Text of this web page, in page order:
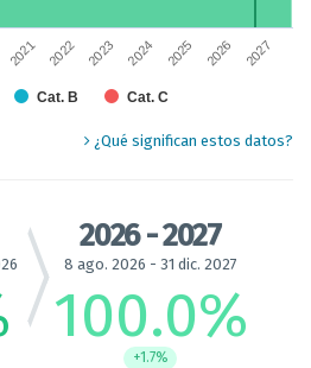
Cat. B Cat. C
2021 2022 2023 2024 2025 2026 2027
¿Qué significan estos datos?
2026 - 2027
8 ago. 2026 - 31 dic. 2027
100.0%
+1.7%